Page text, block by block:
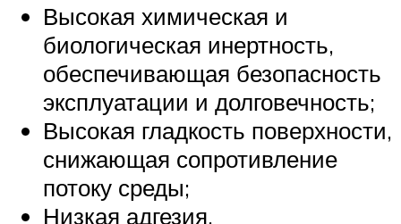
Высокая химическая и
биологическая инертность,
обеспечивающая безопасность
эксплуатации и долговечность;
Высокая гладкость поверхности,
снижающая сопротивление
потоку среды;
Низкая адгезия,